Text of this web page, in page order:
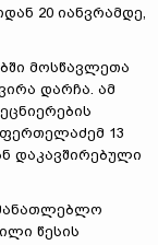
20 იანვრამდე,
მოსწავლეთა
დარჩა. ამ
13
დაკავშირებული
წესის